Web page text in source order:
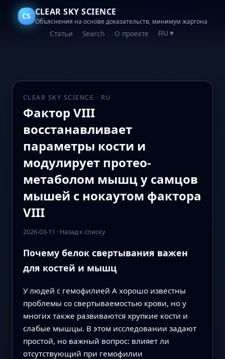
CS CLEAR SKY SCIENCE
Объяснения на основе доказательств, минимум жаргона
Статьи Search О проекте RU ▼
CLEAR SKY SCIENCE · RU
Фактор VIII
восстанавливает
параметры кости и
модулирует протео-
метаболом мышц у самцов
мышей с нокаутом фактора
VIII
2026-03-11 · Назад к списку
Почему белок свертывания важен
для костей и мышц
У людей с гемофилией A хорошо известны
проблемы со свертываемостью крови, но у
многих также развиваются хрупкие кости и
слабые мышцы. В этом исследовании задают
простой, но важный вопрос: влияет ли
отсутствующий при гемофилии